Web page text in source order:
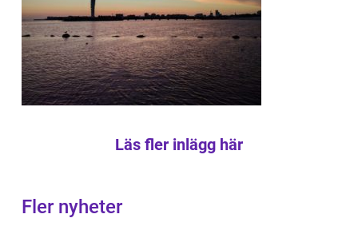
Läs fler inlägg här
Fler nyheter